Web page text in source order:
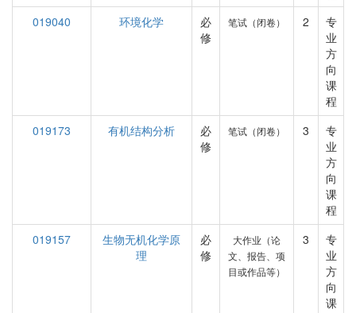
019040
环境化学
必
修
笔试（闭卷） 2
专
业
方
向
课
程
019173
有机结构分析
必
修
笔试（闭卷） 3
专
业
方
向
课
程
019157
生物无机化学原
理
必
修
大作业（论
文、报告、项
目或作品等）
3
专
业
方
向
课